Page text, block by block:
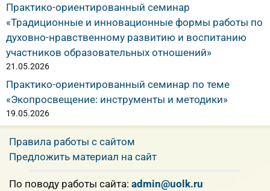
Практико-ориентированный семинар
«Традиционные и инновационные формы работы по
духовно-нравственному развитию и воспитанию
участников образовательных отношений»
21.05.2026
Практико-ориентированный семинар по теме
«Экопросвещение: инструменты и методики»
19.05.2026
Правила работы с сайтом
Предложить материал на сайт
По поводу работы сайта: admin@uolk.ru